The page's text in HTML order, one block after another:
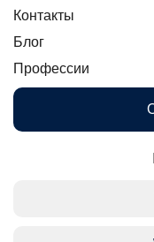
Контакты
Блог
Профессии